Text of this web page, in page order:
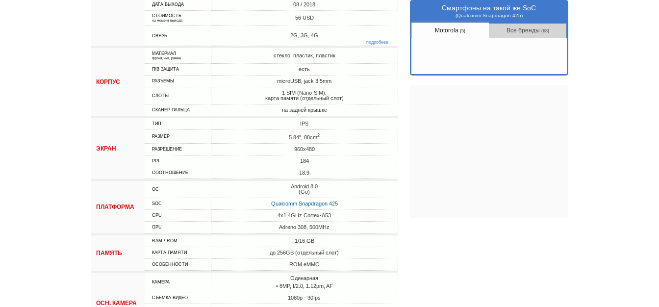
ДАТА ВЫХОДА 08 / 2018
СТОИМОСТЬ
на момент выхода 56 USD
СВЯЗЬ 2G, 3G, 4G
подробнее ↓
КОРПУС
МАТЕРИАЛ
фронт, низ, рамка стекло, пластик, пластик
П/В ЗАЩИТА есть
РАЗЪЕМЫ microUSB, jack 3.5mm
СЛОТЫ
1 SIM (Nano-SIM),
карта памяти (отдельный слот)
СКАНЕР ПАЛЬЦА на задней крышке
ЭКРАН
ТИП IPS
РАЗМЕР 5.84", 88cm2
РАЗРЕШЕНИЕ 960x480
PPI 184
СООТНОШЕНИЕ 18:9
ПЛАТФОРМА
ОС
Android 8.0
(Go)
SOC Qualcomm Snapdragon 425
CPU 4x1.4GHz Cortex-A53
GPU Adreno 308, 500MHz
ПАМЯТЬ
RAM / ROM 1/16 GB
КАРТА ПАМЯТИ до 256GB (отдельный слот)
ОСОБЕННОСТИ ROM eMMC
ОСН. КАМЕРА
КАМЕРА
Одинарная
• 8MP, f/2.0, 1.12µm, AF
СЪЕМКА ВИДЕО 1080p - 30fps
Смартфоны на такой же SoC
(Qualcomm Snapdragon 425)
Motorola(5) Все бренды (68)